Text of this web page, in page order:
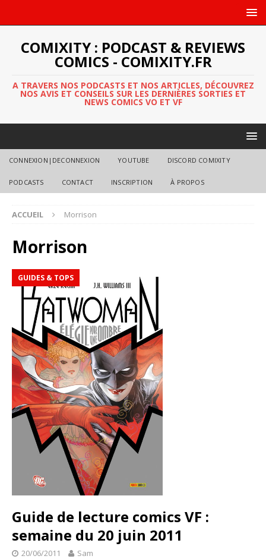
COMIXITY : PODCAST & REVIEWS
COMICS - COMIXITY.FR
A TRAVERS NOS PODCASTS ET NOS ARTICLES, DÉCOUVREZ
NOS AVIS ET CONSEILS SUR LES DERNIÈRES SORTIES ET
NEWS COMICS VO ET VF
CONNEXION|DECONNEXION YOUTUBE DISCORD COMIXITY
PODCASTS CONTACT INSCRIPTION À PROPOS
ACCUEIL Morrison
Morrison
GUIDES & TOPS
Guide de lecture comics VF :
semaine du 20 juin 2011
20/06/2011 Sam